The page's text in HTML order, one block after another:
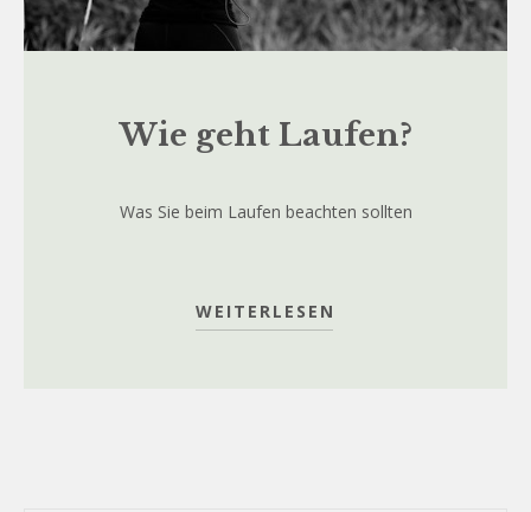
Wie geht Laufen?
Was Sie beim Laufen beachten sollten
WEITERLESEN